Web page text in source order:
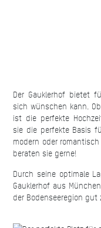
Der Gauklerhof bietet
sich wünschen kann.
ist die perfekte
sie die perfekte Basis
modern oder
beraten sie gerne!
Durch seine optimale
Gauklerhof aus
der Bodenseeregion gut